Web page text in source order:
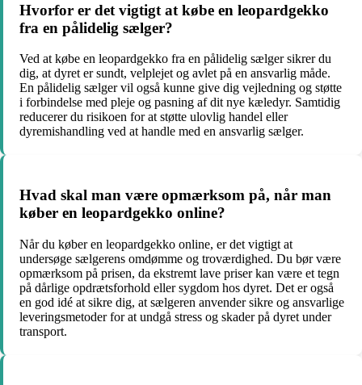
Hvorfor er det vigtigt at købe en leopardgekko
fra en pålidelig sælger?
Ved at købe en leopardgekko fra en pålidelig sælger sikrer du
dig, at dyret er sundt, velplejet og avlet på en ansvarlig måde.
En pålidelig sælger vil også kunne give dig vejledning og støtte
i forbindelse med pleje og pasning af dit nye kæledyr. Samtidig
reducerer du risikoen for at støtte ulovlig handel eller
dyremishandling ved at handle med en ansvarlig sælger.
Hvad skal man være opmærksom på, når man
køber en leopardgekko online?
Når du køber en leopardgekko online, er det vigtigt at
undersøge sælgerens omdømme og troværdighed. Du bør være
opmærksom på prisen, da ekstremt lave priser kan være et tegn
på dårlige opdrætsforhold eller sygdom hos dyret. Det er også
en god idé at sikre dig, at sælgeren anvender sikre og ansvarlige
leveringsmetoder for at undgå stress og skader på dyret under
transport.